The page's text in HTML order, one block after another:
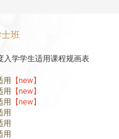
班
入学学生适用课程规画表
用 【new】
用 【new】
用 【new】
用
用
用